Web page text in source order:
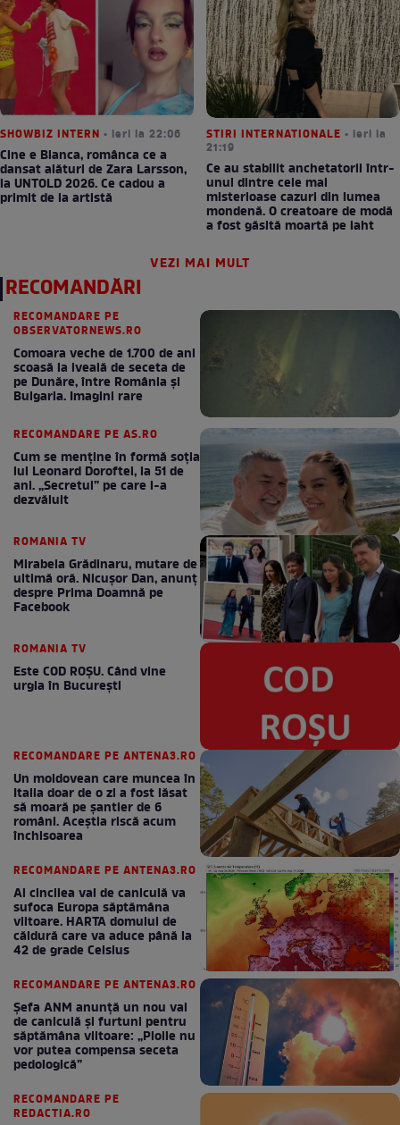
SHOWBIZ INTERN • ieri la 22:06
Cine e Bianca, românca ce a
dansat alături de Zara Larsson,
la UNTOLD 2026. Ce cadou a
primit de la artistă
STIRI INTERNATIONALE • ieri la
21:19
Ce au stabilit anchetatorii într-
unul dintre cele mai
misterioase cazuri din lumea
mondenă. O creatoare de modă
a fost găsită moartă pe iaht
VEZI MAI MULT
RECOMANDĂRI
RECOMANDARE PE
OBSERVATORNEWS.RO
Comoara veche de 1.700 de ani
scoasă la iveală de seceta de
pe Dunăre, între România şi
Bulgaria. Imagini rare
RECOMANDARE PE AS.RO
Cum se menţine în formă soţia
lui Leonard Doroftei, la 51 de
ani. „Secretul” pe care l-a
dezvăluit
ROMANIA TV
Mirabela Grădinaru, mutare de
ultimă oră. Nicuşor Dan, anunţ
despre Prima Doamnă pe
Facebook
ROMANIA TV
Este COD ROŞU. Când vine
urgia în Bucureşti
RECOMANDARE PE ANTENA3.RO
Un moldovean care muncea în
Italia doar de o zi a fost lăsat
să moară pe şantier de 6
români. Aceștia riscă acum
închisoarea
RECOMANDARE PE ANTENA3.RO
Al cincilea val de caniculă va
sufoca Europa săptămâna
viitoare. HARTA domului de
căldură care va aduce până la
42 de grade Celsius
RECOMANDARE PE ANTENA3.RO
Șefa ANM anunță un nou val
de caniculă și furtuni pentru
săptămâna viitoare: „Ploile nu
vor putea compensa seceta
pedologică”
RECOMANDARE PE
REDACTIA.RO